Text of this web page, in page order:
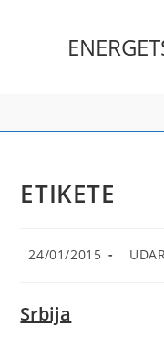
ETIKETE
Post
24/01/2015
Post
Srbija